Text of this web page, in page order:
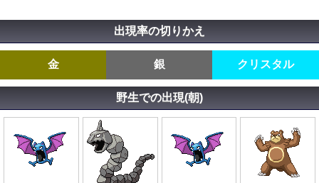
出現率の切りかえ
金 銀 クリスタル
野生での出現(朝)